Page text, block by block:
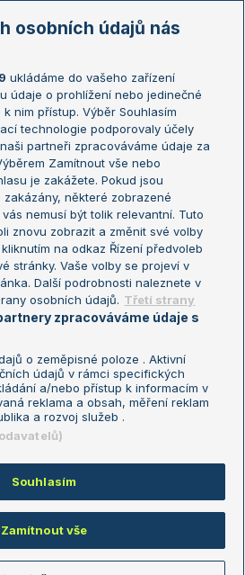
Australian Open
French Open
Wimbledon
US Open
Turnaj mistrů
Turnaj mistryň
Nastavení soukromí
Reklama
Informace o zpracování osobních
údajů
Využíváme zpravodajství ČTK.
osobních údajů nás
ukládáme do vašeho zařízení
údaje o prohlížení nebo jedinečné
nim přístup. Výběr Souhlasím
technologie podporovaly účely
partneři zpracováváme údaje za
Zamítnout vše nebo
je zakážete. Pokud jsou
některé zobrazené
nemusí být tolik relevantní. Tuto
znovu zobrazit a změnit své volby
na odkaz Řízení předvoleb
stránky. Vaše volby se projeví v
Další podrobnosti naleznete v
osobních údajů. Třetí strany
zpracováváme údaje s
o zeměpisné poloze . Aktivní
údajů v rámci specifických
a/nebo přístup k informacím v
reklama a obsah, měření reklam
a rozvoj služeb .
Souhlasím
Zamítnout vše